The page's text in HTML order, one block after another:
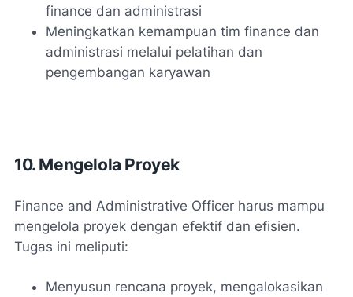
finance dan administrasi
Meningkatkan kemampuan tim finance dan
administrasi melalui pelatihan dan
pengembangan karyawan
10. Mengelola Proyek
Finance and Administrative Officer harus mampu
mengelola proyek dengan efektif dan efisien.
Tugas ini meliputi:
Menyusun rencana proyek, mengalokasikan